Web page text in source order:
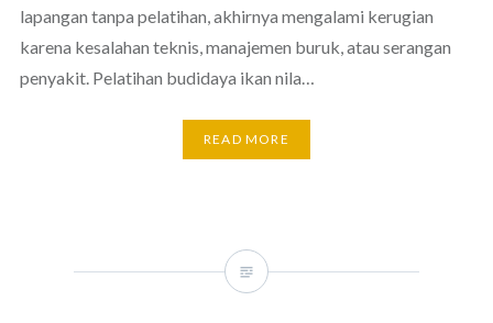
lapangan tanpa pelatihan, akhirnya mengalami kerugian
karena kesalahan teknis, manajemen buruk, atau serangan
penyakit. Pelatihan budidaya ikan nila…
READ MORE